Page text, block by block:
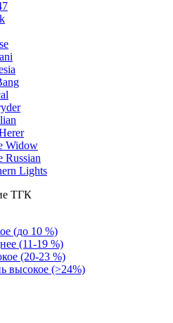
Widow
Russian
Lights
ТГК
(до 10 %)
(11-19 %)
(20-23 %)
высокое (>24%)